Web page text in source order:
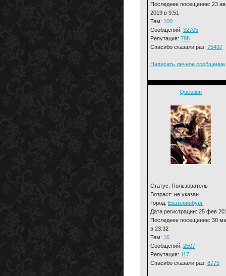
Последнее посещение: 23
2019 в 9:51
Тем: 100
Сообщений: 32705
Репутация: 798
Спасибо сказали раз: 75497
Написать личное сообщение
Question
Статус: Пользователь
Возраст: не указан
Город: Екатеринбург
Дата регистрации: 25 фев
Последнее посещение: 30
в 23:32
Тем: 16
Сообщений: 2507
Репутация: 117
Спасибо сказали раз: 8775